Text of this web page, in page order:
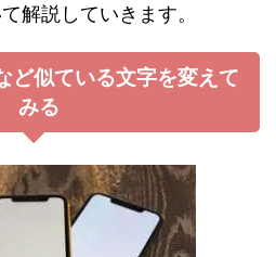
解説していきます。
ど似ている文字を変えて
みる